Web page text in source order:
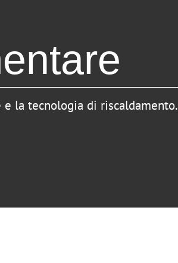
la tecnologia di riscaldamento.